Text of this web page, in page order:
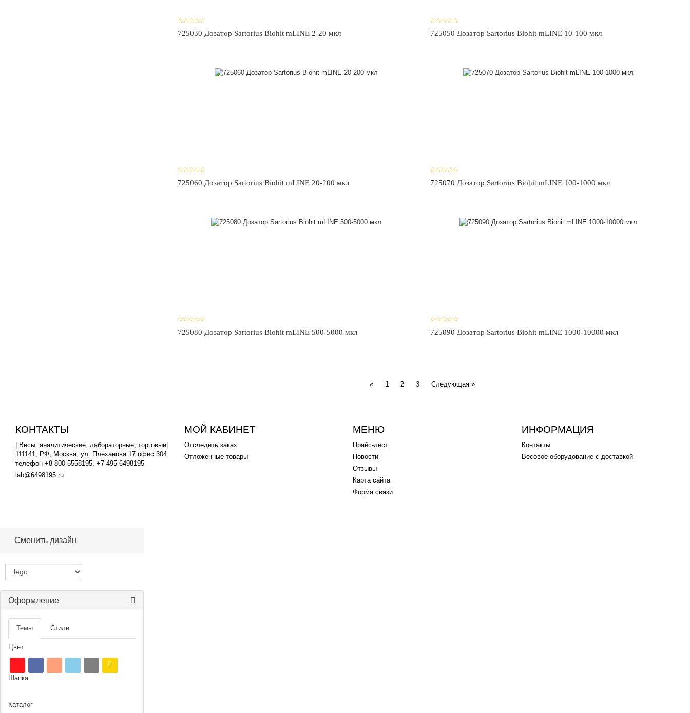
725030 Дозатор Sartorius Biohit mLINE 2-20 мкл 725050 Дозатор Sartorius Biohit mLINE 10-100 мкл
725060 Дозатор Sartorius Biohit mLINE 20-200 мкл 725070 Дозатор Sartorius Biohit mLINE 100-1000 мкл
725080 Дозатор Sartorius Biohit mLINE 500-5000 мкл 725090 Дозатор Sartorius Biohit mLINE 1000-10000 мкл
«Previous
1 2 3 Следующая »Next
КОНТАКТЫ
| Весы: аналитические, лабораторные, торговые|
111141, РФ, Москва, ул. Плеханова 17 офис 304
телефон +8 800 5558195, +7 495 6498195
lab@6498195.ru
МОЙ КАБИНЕТ
Отследить заказ
Отложенные товары
МЕНЮ
Прайс-лист
Новости
Отзывы
Карта сайта
Форма связи
ИНФОРМАЦИЯ
Контакты
Весовое оборудование с доставкой
Сменить дизайн
Оформление
Темы Стили
Цвет
Шапка
Каталог